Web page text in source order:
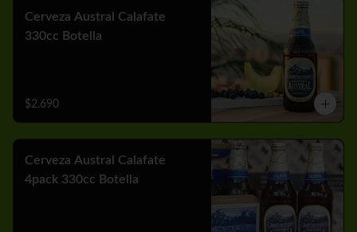
Cerveza Austral Calafate
330cc Botella
$2.690
Cerveza Austral Calafate
4pack 330cc Botella